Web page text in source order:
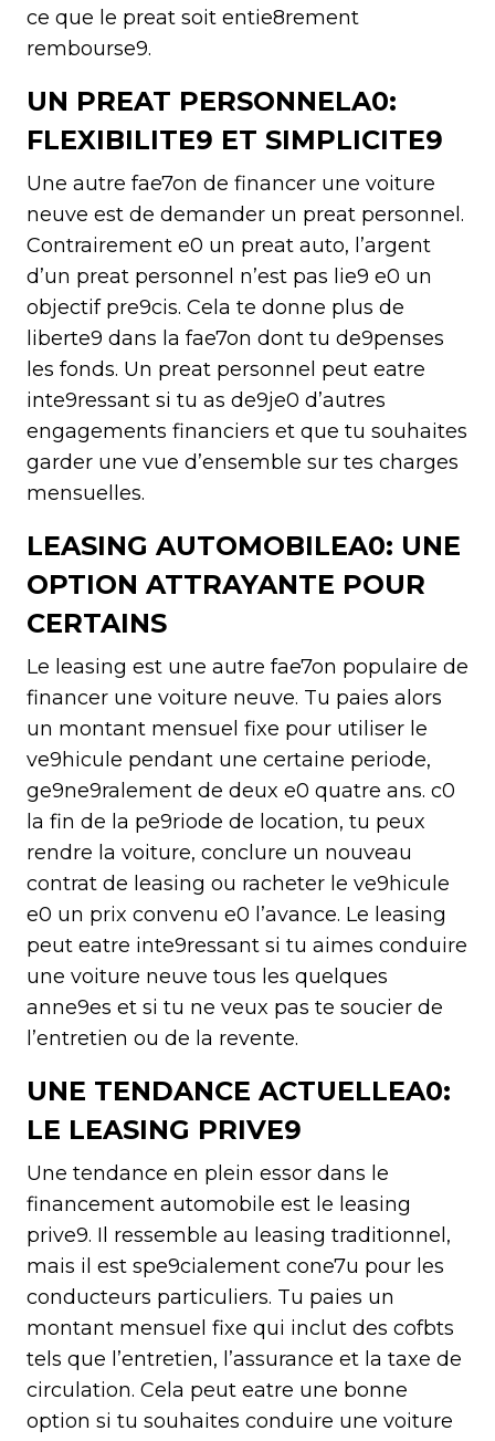
ce que le preat soit entie8rement
rembourse9.
UN PREAT PERSONNELA0:
FLEXIBILITE9 ET SIMPLICITE9
Une autre fae7on de financer une voiture
neuve est de demander un preat personnel.
Contrairement e0 un preat auto, l’argent
d’un preat personnel n’est pas lie9 e0 un
objectif pre9cis. Cela te donne plus de
liberte9 dans la fae7on dont tu de9penses
les fonds. Un preat personnel peut eatre
inte9ressant si tu as de9je0 d’autres
engagements financiers et que tu souhaites
garder une vue d’ensemble sur tes charges
mensuelles.
LEASING AUTOMOBILEA0: UNE
OPTION ATTRAYANTE POUR
CERTAINS
Le leasing est une autre fae7on populaire de
financer une voiture neuve. Tu paies alors
un montant mensuel fixe pour utiliser le
ve9hicule pendant une certaine periode,
ge9ne9ralement de deux e0 quatre ans. c0
la fin de la pe9riode de location, tu peux
rendre la voiture, conclure un nouveau
contrat de leasing ou racheter le ve9hicule
e0 un prix convenu e0 l’avance. Le leasing
peut eatre inte9ressant si tu aimes conduire
une voiture neuve tous les quelques
anne9es et si tu ne veux pas te soucier de
l’entretien ou de la revente.
UNE TENDANCE ACTUELLEA0:
LE LEASING PRIVE9
Une tendance en plein essor dans le
financement automobile est le leasing
prive9. Il ressemble au leasing traditionnel,
mais il est spe9cialement cone7u pour les
conducteurs particuliers. Tu paies un
montant mensuel fixe qui inclut des cofbts
tels que l’entretien, l’assurance et la taxe de
circulation. Cela peut eatre une bonne
option si tu souhaites conduire une voiture